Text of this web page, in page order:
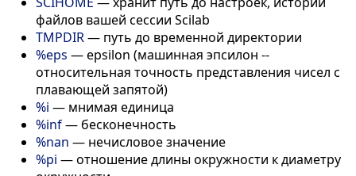
файлов вашей сессии Scilab
TMPDIR— путь до временной директории
%eps —epsilon (машинная эпсилон --
относительная точность представления чисел с
плавающей запятой)
%i — мнимая единица
%inf— бесконечность
%nan — нечисловое значение
%pi —отношение длины окружности к диаметру